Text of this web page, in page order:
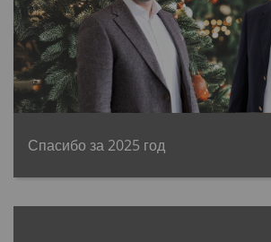
Спасибо за 2025 год